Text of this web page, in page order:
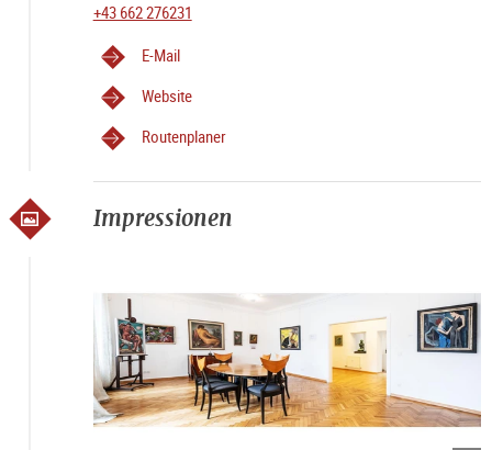
+43 662 276231
E-Mail
Website
Routenplaner
Impressionen